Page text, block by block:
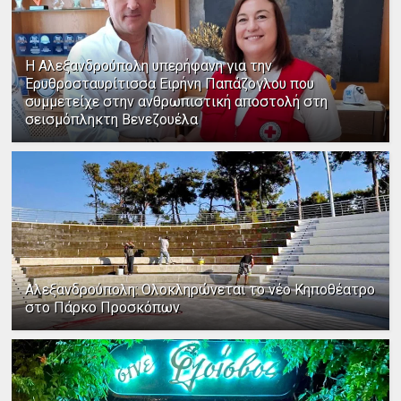
Η Αλεξανδρούπολη υπερήφανη για την
Ερυθροσταυρίτισσα Ειρήνη Παπάζογλου που
συμμετείχε στην ανθρωπιστική αποστολή στη
σεισμόπληκτη Βενεζουέλα
Αλεξανδρούπολη: Ολοκληρώνεται το νέο Κηποθέατρο
στο Πάρκο Προσκόπων